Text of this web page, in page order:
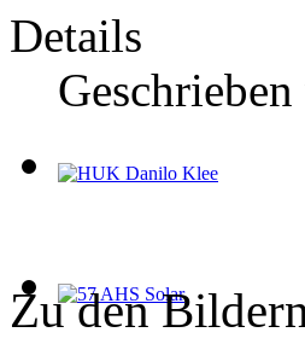
Details
Zu den